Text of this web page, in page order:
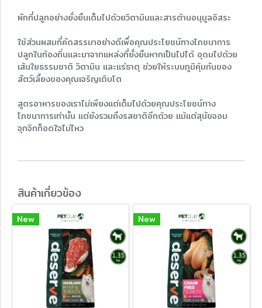
ผักที่ปลูกอย่างยั่งยืนเต็มไปด้วยวิตามินและสารต้านอนุมูลอิสระ
ใช้ส่วนผสมที่คัดสรรมาอย่างดีเพื่อคุณประโยชน์ทางโภชนาการ
ปลูกในท้องถิ่นและมาจากแหล่งที่ยั่งยืนหากเป็นไปได้ อุดมไปด้วย
เส้นใยธรรมชาติ วิตามิน และแร่ธาตุ ช่วยให้ระบบภูมิคุ้มกันของ
สัตว์เลี้ยงของคุณเจริญเติบโต
สูตรอาหารของเราไม่เพียงแต่เต็มไปด้วยคุณประโยชน์ทาง
โภชนาการเท่านั้น แต่ยังรวมถึงรสชาติอีกด้วย แม้แต่สุนัขจอม
จุกจิกก็อดใจไม่ไหว
สินค้าเกี่ยวข้อง
New New